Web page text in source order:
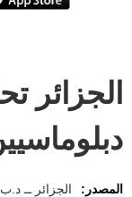
الجزائر
المصدر: الجزائر ــ